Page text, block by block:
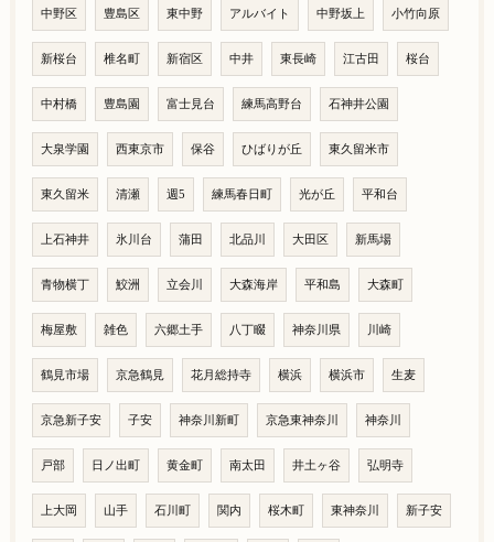
中野区 豊島区 東中野 アルバイト 中野坂上 小竹向原
新桜台 椎名町 新宿区 中井 東長崎 江古田 桜台
中村橋 豊島園 富士見台 練馬高野台 石神井公園
大泉学園 西東京市 保谷 ひばりが丘 東久留米市
東久留米 清瀬 週5 練馬春日町 光が丘 平和台
上石神井 氷川台 蒲田 北品川 大田区 新馬場
青物横丁 鮫洲 立会川 大森海岸 平和島 大森町
梅屋敷 雑色 六郷土手 八丁畷 神奈川県 川崎
鶴見市場 京急鶴見 花月総持寺 横浜 横浜市 生麦
京急新子安 子安 神奈川新町 京急東神奈川 神奈川
戸部 日ノ出町 黄金町 南太田 井土ヶ谷 弘明寺
上大岡 山手 石川町 関内 桜木町 東神奈川 新子安